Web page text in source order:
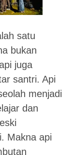
satu
bukan
juga
santri. Api
menjadi
dan
Makna api